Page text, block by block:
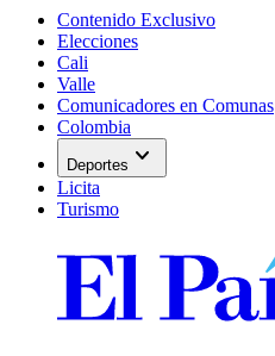
Contenido Exclusivo
Elecciones
Cali
Valle
Comunicadores en Comunas
Colombia
Deportes expand_more
Licita
Turismo